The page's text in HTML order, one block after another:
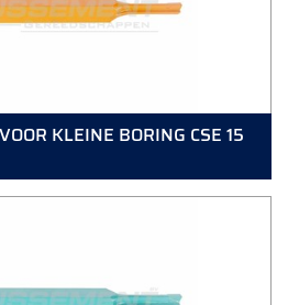
KLEINE BORING CSE 15